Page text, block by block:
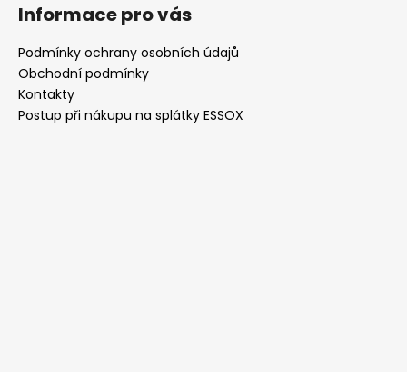
Informace pro vás
Podmínky ochrany osobních údajů
Obchodní podmínky
Kontakty
Postup při nákupu na splátky ESSOX